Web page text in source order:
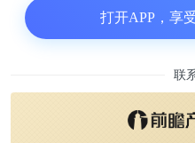
A君基本没有社交，上
偶尔能听见他训斥下属
打开APP，享
联